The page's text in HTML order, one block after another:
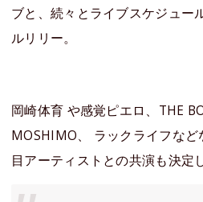
ブと、続々とライブスケジュー
ルリリー。
岡崎体育 や感覚ピエロ、THE
MOSHIMO、 ラックライフな
目アーティストとの共演も決定